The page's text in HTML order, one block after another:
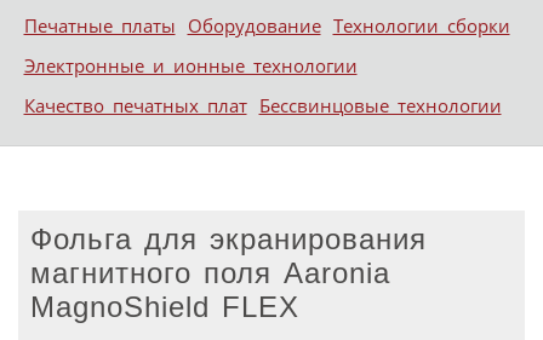
Печатные платы Оборудование Технологии сборки
Электронные и ионные технологии
Качество печатных плат Бессвинцовые технологии
Фольга для экранирования
магнитного поля Aaronia
MagnoShield FLEX